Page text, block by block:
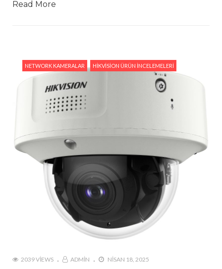
Read More
NETWORK KAMERALAR HIKVISION ÜRÜN İNCELEMELERI
2039 VIEWS ADMIN NISAN 18, 2025